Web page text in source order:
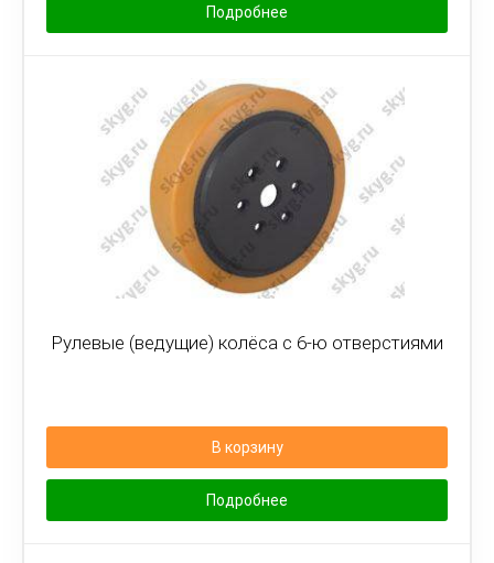
Подробнее
Рулевые (ведущие) колёса с 6-ю отверстиями
В корзину
Подробнее